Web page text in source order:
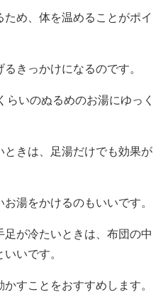
め、体を温めることがポイ
きっかけになるのです。
いのぬるめのお湯にゆっく
ときは、足湯だけでも効果が
湯をかけるのもいいです。
が冷たいときは、布団の中
いです。
すことをおすすめします。